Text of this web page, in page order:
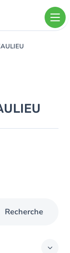
Recherche